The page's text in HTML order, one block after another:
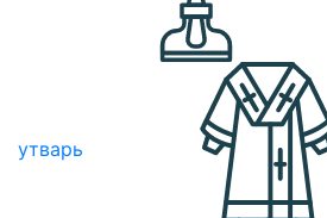
утварь